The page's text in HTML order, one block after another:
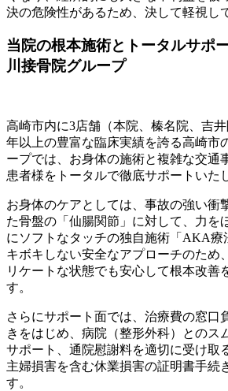
決の危険性があるため、決して軽視し
当院の根本施術とトータルサポ
川接骨院グループ
高崎市内に3店舗（本院、榛名院、吉
年以上の豊富な臨床実績を誇る高崎市
ープでは、お身体の施術と複雑な交通
患者様をトータルで徹底サポートいた
お身体のケアとしては、事故の強い衝
た骨盤の「仙腸関節」に対して、力を
にソフトなタッチの独自施術「AKA療
キボキしない安全なアプローチのため
リケートな状態でも安心して根本改善
す。
さらにサポート面では、治療費の窓口
きをはじめ、病院（整形外科）とのス
サポート、通院慰謝料を適切に受け取
主婦損害を含む休業損害の証明書手続
す。